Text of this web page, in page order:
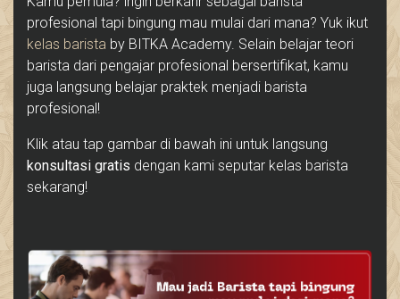
profesional tapi bingung mau mulai dari mana? Yuk ikut
kelas barista by BITKA Academy. Selain belajar teori
barista dari pengajar profesional bersertifikat, kamu
juga langsung belajar praktek menjadi barista
profesional!
Klik atau tap gambar di bawah ini untuk langsung
konsultasi gratis dengan kami seputar kelas barista
sekarang!